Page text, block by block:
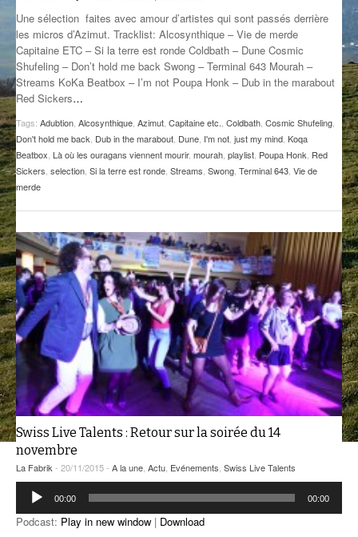
GROOVE N SUN
IL ÉTAIT UNE FOIS
L’ASTUCE DE LA PORTE EN BOIS
MUSIQUE DES ANTIPODES
NOS ANCIENS
SONORIK
THEME FORCE
ZIRCONIUM
ANCIENNES ÉMISSIONS
PLUS DE MIX
Une sélection faites avec amour d’artistes qui sont passés derrière
les micros d’Azimut. Tracklist: Alcosynthique – Vie de merde
Capitaine ETC – Si la terre est ronde Coldbath – Dune Cosmic
Shufeling – Don’t hold me back Swong – Terminal 643 Mourah –
Streams KoKa Beatbox – I’m not Poupa Honk – Dub in the marabout
Red Sickers…
Tags: Adubtion Alcosynthique Azimut Capitaine etc. Coldbath Cosmic Shufeling
Don't hold me back Dub in the marabout Dune I'm not just my mind Koqa
Beatbox Là où les ouragans viennent mourir, mourah playlist Poupa Honk Red
Sickers selection Si la terre est ronde Streams Swong Terminal 643 Vie de
merde
Swiss Live Talents : Retour sur la soirée du 14
novembre
La Fabrik- 20/11/2015 - A la une, Actu, Evénements, Swiss Live Talents
Lecteur
audio
00:00 00:00
Podcast: Play in new window | Download